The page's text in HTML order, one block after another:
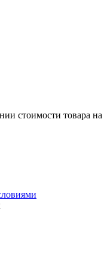
стоимости товара на